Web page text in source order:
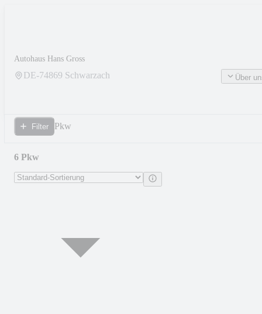
Autohaus Hans Gross
DE-74869 Schwarzach Über
Filter Pkw
6 Pkw